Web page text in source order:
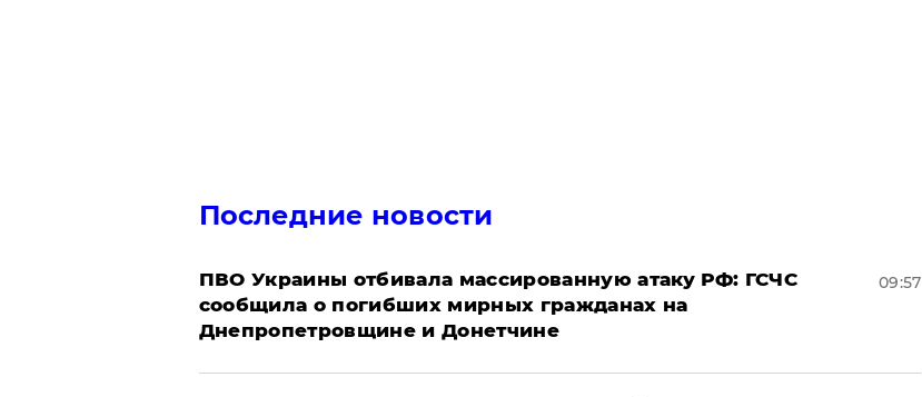
Последние новости
ПВО Украины отбивала массированную атаку РФ: ГСЧС
сообщила о погибших мирных гражданах на
Днепропетровщине и Донетчине
09:57